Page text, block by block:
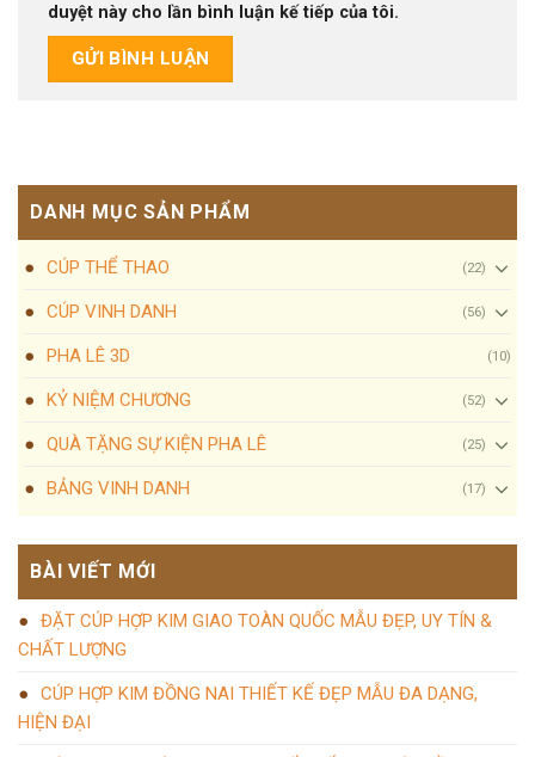
duyệt này cho lần bình luận kế tiếp của tôi.
DANH MỤC SẢN PHẨM
CÚP THỂ THAO (22)
CÚP VINH DANH (56)
PHA LÊ 3D (10)
KỶ NIỆM CHƯƠNG (52)
QUÀ TẶNG SỰ KIỆN PHA LÊ (25)
BẢNG VINH DANH (17)
BÀI VIẾT MỚI
ĐẶT CÚP HỢP KIM GIAO TOÀN QUỐC MẪU ĐẸP, UY TÍN &
CHẤT LƯỢNG
CÚP HỢP KIM ĐỒNG NAI THIẾT KẾ ĐẸP MẪU ĐA DẠNG,
HIỆN ĐẠI